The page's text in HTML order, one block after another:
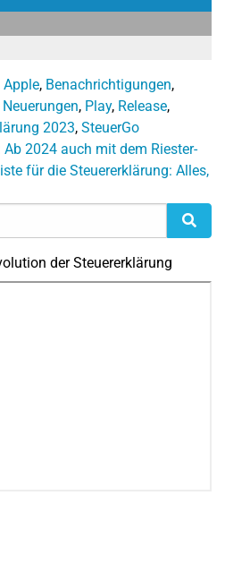
Apple, Benachrichtigungen,
Neuerungen, Play, Release,
2023, SteuerGo
2024 auch mit dem Riester-
für die Steuererklärung: Alles,
der Steuererklärung